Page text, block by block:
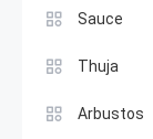
Sauce
Thuja
Arbustos